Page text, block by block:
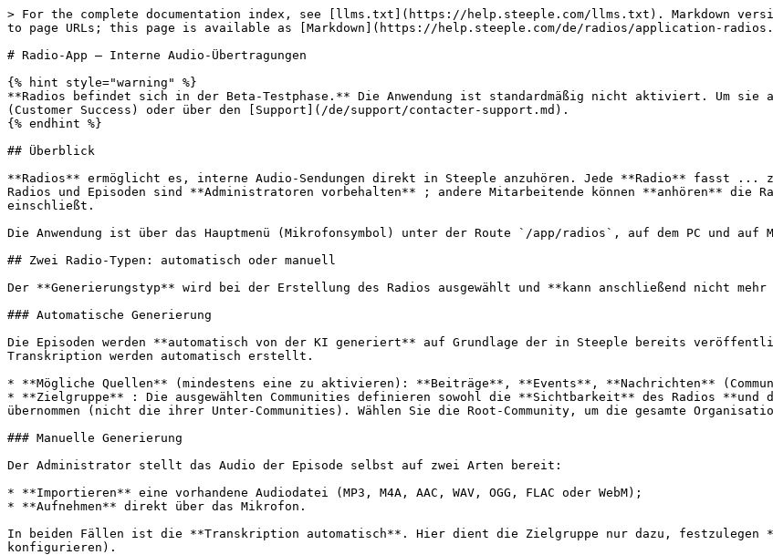
> For the complete documentation index, see [llms.txt](https://help.steeple.com/llms.txt). Markdown
to page URLs; this page is available as [Markdown](https://help.steeple.com/de/radios/application-
# Radio-App — Interne Audio-Übertragungen
{% hint style="warning" %}
**Radios befindet sich in der Beta-Testphase.** Die Anwendung ist standardmäßig nicht aktiviert. Um sie
(Customer Success) oder über den [Support](/de/support/contacter-support.md).
{% endhint %}
## Überblick
**Radios** ermöglicht es, interne Audio-Sendungen direkt in Steeple anzuhören. Jede **Radio** fasst ...
Radios und Episoden sind **Administratoren vorbehalten** ; andere Mitarbeitende können **anhören** die
einschließt.
Die Anwendung ist über das Hauptmenü (Mikrofonsymbol) unter der Route `/app/radios`, auf dem PC und auf
## Zwei Radio-Typen: automatisch oder manuell
Der **Generierungstyp** wird bei der Erstellung des Radios ausgewählt und **kann anschließend nicht mehr
### Automatische Generierung
Die Episoden werden **automatisch von der KI generiert** auf Grundlage der in Steeple bereits
Transkription werden automatisch erstellt.
* **Mögliche Quellen** (mindestens eine zu aktivieren): **Beiträge**, **Events**, **Nachrichten**
* **Zielgruppe** : Die ausgewählten Communities definieren sowohl die **Sichtbarkeit** des Radios **und
übernommen (nicht die ihrer Unter-Communities). Wählen Sie die Root-Community, um die gesamte
### Manuelle Generierung
Der Administrator stellt das Audio der Episode selbst auf zwei Arten bereit:
* **Importieren** eine vorhandene Audiodatei (MP3, M4A, AAC, WAV, OGG, FLAC oder WebM);
* **Aufnehmen** direkt über das Mikrofon.
In beiden Fällen ist die **Transkription automatisch**. Hier dient die Zielgruppe nur dazu, festzulegen
konfigurieren).